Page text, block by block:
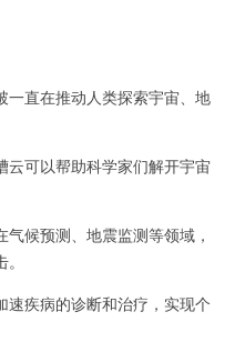
直在推动人类探索宇宙、地
可以帮助科学家们解开宇宙
候预测、地震监测等领域，
疾病的诊断和治疗，实现个